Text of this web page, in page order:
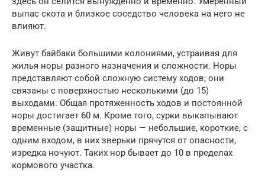
выпас скота и близкое соседство человека на него не
влияют.
Живут байбаки большими колониями, устраивая для
жилья норы разного назначения и сложности. Норы
представляют собой сложную систему ходов; они
связаны с поверхностью несколькими (до 15)
выходами. Общая протяженность ходов и постоянной
норы достигает 60 м. Кроме того, сурки выкапывают
временные (защитные) норы — небольшие, короткие, с
одним входом, в них зверьки прячутся от опасности,
изредка ночуют. Таких нор бывает до 10 в пределах
кормового участка.